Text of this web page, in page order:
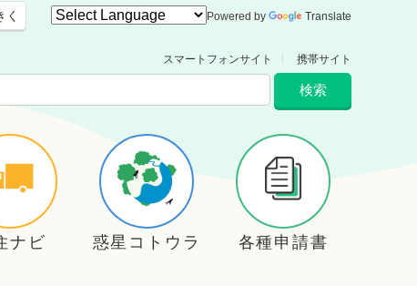
く Powered by Translate
スマートフォンサイト 携帯サイト
ナビ 惑星コトウラ 各種申請書